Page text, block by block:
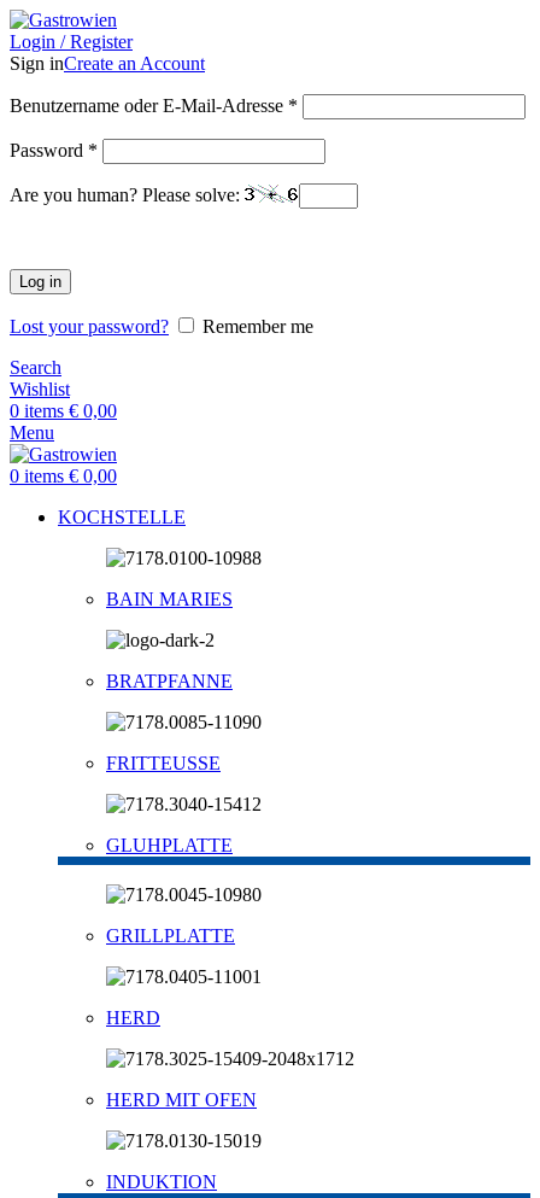
Login / Register
Sign inCreate an Account
Benutzername oder E-Mail-Adresse *
Password *
Are you human? Please solve:
Log in
Lost your password?
Remember me
Search
Wishlist
0 items € 0,00
Menu
0 items € 0,00
KOCHSTELLE
BAIN MARIES
BRATPFANNE
FRITTEUSSE
GLUHPLATTE
GRILLPLATTE
HERD
HERD MIT OFEN
INDUKTION